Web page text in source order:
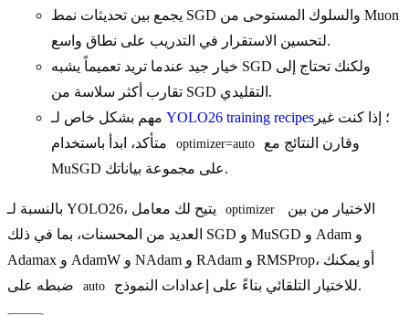
يجمع بين تحديثات نمط SGD والسلوك المستوحى من Muon
لتحسين الاستقرار في التدريب على نطاق واسع.
خيار جيد عندما تريد تعميماً يشبه SGD ولكنك تحتاج إلى
تقارب أكثر سلاسة من SGD التقليدي.
YOLO26 training recipes ؛ إذا كنت غير
optimizer=auto
MuSGD على مجموعة بياناتك.
optimizer
العديد من المحسنات، بما في ذلك SGD و MuSGD و Adam و
Adamax و AdamW و NAdam و RAdam و RMSProp، أو يمكنك
auto للاختيار التلقائي بناءً على إعدادات النموذج.